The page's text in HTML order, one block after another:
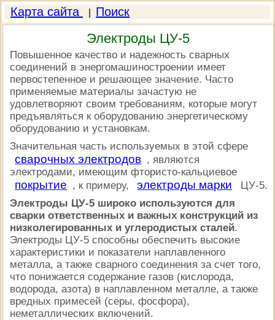
Карта сайта Поиск
Электроды ЦУ-5
Повышенное качество и надежность сварных
соединений в энергомашиностроении имеет
первостепенное и решающее значение. Часто
применяемые материалы зачастую не
удовлетворяют своим требованиям, которые могут
предъявляться к оборудованию энергетическому
оборудованию и установкам.
Значительная часть используемых в этой сфере
сварочных электродов , являются
электродами, имеющим фтористо-кальциевое
покрытие , к примеру, электроды марки
ЦУ-5.
Электроды ЦУ-5 широко используются для
сварки ответственных и важных конструкций из
низколегированных и углеродистых сталей.
Электроды ЦУ-5 способны обеспечить высокие
характеристики и показатели наплавленного
металла, а также сварного соединения за счет того,
что понижается содержание газов (кислорода,
водорода, азота) в наплавленном металле, а также
вредных примесей (серы, фосфора),
неметаллических включений.